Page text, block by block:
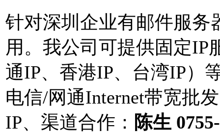
针对深圳企业有邮件服务
用。我公司可提供固定IP
通IP、香港IP、台湾IP）
电信/网通Internet带宽批
IP、渠道合作： 陈生